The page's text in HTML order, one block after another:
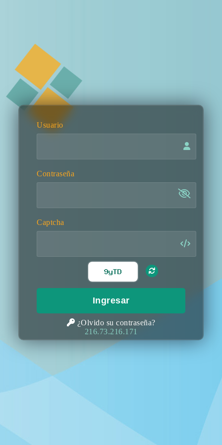
Usuario
Contraseña
Captcha
Ingresar
¿Olvido su contraseña?
216.73.216.171